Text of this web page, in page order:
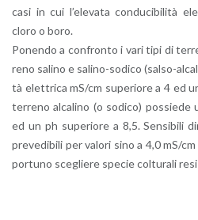
casi in cui l’e­le­va­ta con­du­ci­bi­li­tà
cloro o boro.
Po­nen­do a con­fron­to i vari tipi di
re­no sa­li­no e sa­li­no-so­di­co (sal­so-
tà elet­tri­ca mS/cm su­pe­rio­re a 4 ed
ter­re­no al­ca­li­no (o so­di­co) pos­sie­de
ed un ph su­pe­rio­re a 8,5. Sen­si­bi­li
pre­ve­di­bi­li per va­lo­ri sino a 4,0 mS/
por­tu­no sce­glie­re spe­cie col­tu­ra­li